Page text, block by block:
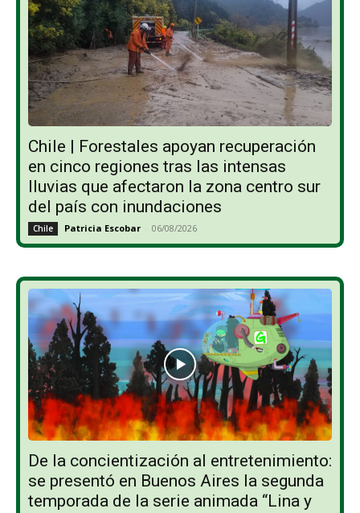
Chile | Forestales apoyan recuperación
en cinco regiones tras las intensas
lluvias que afectaron la zona centro sur
del país con inundaciones
Chile Patricia Escobar - 06/08/2026
De la concientización al entretenimiento:
se presentó en Buenos Aires la segunda
temporada de la serie animada “Lina y